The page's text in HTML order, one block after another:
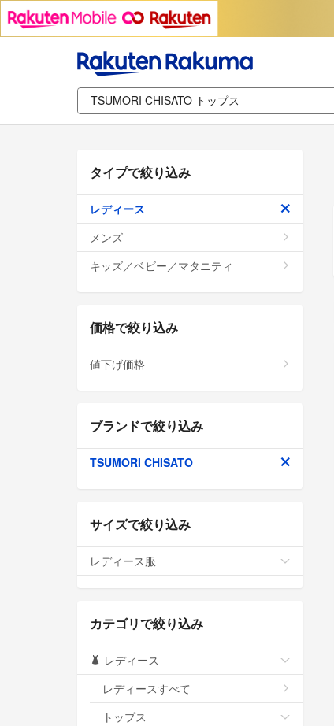
タイプで絞り込み
レディース
メンズ
キッズ／ベビー／マタニティ
価格で絞り込み
値下げ価格
ブランドで絞り込み
TSUMORI CHISATO
サイズで絞り込み
レディース服
カテゴリで絞り込み
レディース
レディースすべて
トップス